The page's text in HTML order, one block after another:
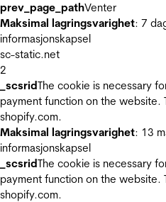
prev_page_pathVenter
Maksimal lagringsvarighet: 7
informasjonskapsel
sc-static.net
2
_scsridThe cookie is necessary
payment function on the website.
shopify.com.
Maksimal lagringsvarighet: 13
informasjonskapsel
_scsridThe cookie is necessary
payment function on the website.
shopify.com.